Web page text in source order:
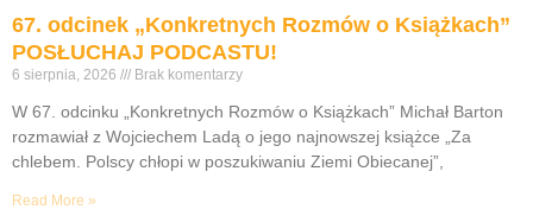
67. odcinek „Konkretnych Rozmów o Książkach”
POSŁUCHAJ PODCASTU!
6 sierpnia, 2026 Brak komentarzy
W 67. odcinku „Konkretnych Rozmów o Książkach” Michał Barton
rozmawiał z Wojciechem Ladą o jego najnowszej książce „Za
chlebem. Polscy chłopi w poszukiwaniu Ziemi Obiecanej”,
Read More »